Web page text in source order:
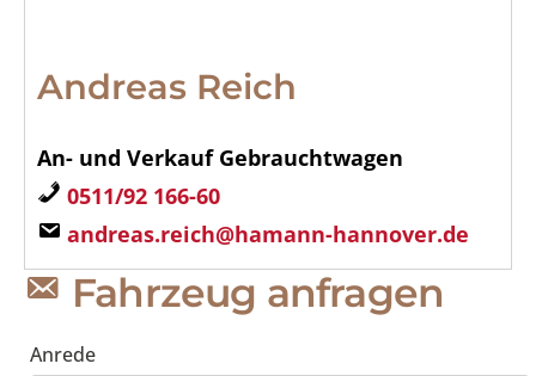
Andreas Reich
An- und Verkauf Gebrauchtwagen
0511/92 166-60
andreas.reich@hamann-hannover.de
Fahrzeug anfragen
Anrede